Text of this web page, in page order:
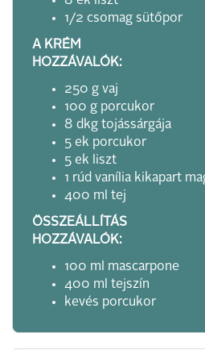
1/2 csomag sütőpor
A KRÉM
HOZZÁVALÓK:
250 g vaj
100 g porcukor
8 dkg tojássárgája
5 ek porcukor
5 ek liszt
1 rúd vanília kikapart
400 ml tej
ÖSSZEÁLLÍTÁS
HOZZÁVALÓK:
100 ml mascarpone
400 ml tejszín
kevés porcukor